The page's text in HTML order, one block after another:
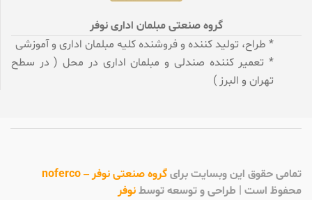
گروه صنعتی مبلمان اداری نوفر
* طراح، تولید کننده و فروشنده کلیه مبلمان اداری و آموزشی
* تعمیر کننده صندلی و مبلمان اداری در محل ( در سطح
تهران و البرز )
تمامیحقوق این وبسایت برایگروه صنعتی نوفر – noferco
محفوظ است | طراحی و توسعه توسطنوفر